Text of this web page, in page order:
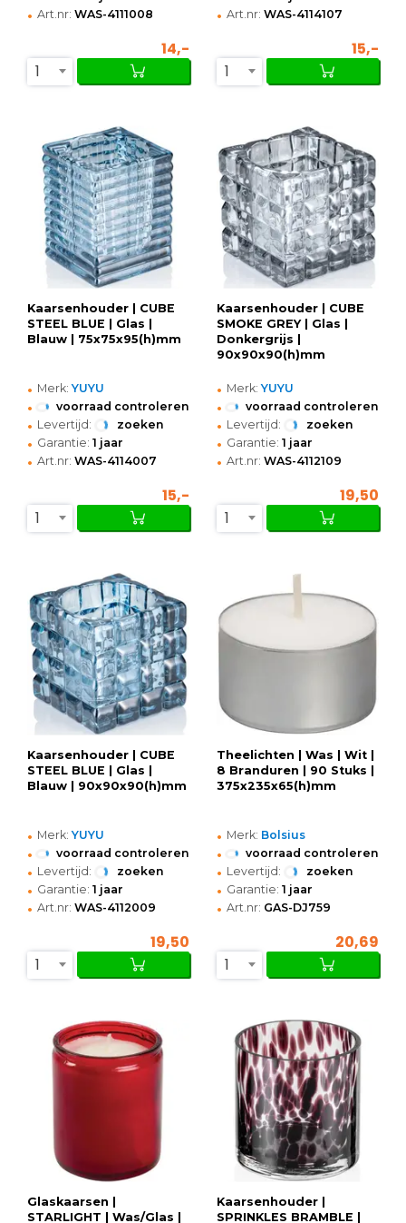
• Art.nr: WAS-4111008
14,-
1
• Art.nr: WAS-4114107
15,-
1
Kaarsenhouder | CUBE
STEEL BLUE | Glas |
Blauw | 75x75x95(h)mm
• Merk: YUYU
• voorraad controleren
• Levertijd: zoeken
• Garantie: 1 jaar
• Art.nr: WAS-4114007
15,-
1
Kaarsenhouder | CUBE
SMOKE GREY | Glas |
Donkergrijs |
90x90x90(h)mm
• Merk: YUYU
• voorraad controleren
• Levertijd: zoeken
• Garantie: 1 jaar
• Art.nr: WAS-4112109
19,50
1
Kaarsenhouder | CUBE
STEEL BLUE | Glas |
Blauw | 90x90x90(h)mm
• Merk: YUYU
• voorraad controleren
• Levertijd: zoeken
• Garantie: 1 jaar
• Art.nr: WAS-4112009
19,50
1
Theelichten | Was | Wit |
8 Branduren | 90 Stuks |
375x235x65(h)mm
• Merk: Bolsius
• voorraad controleren
• Levertijd: zoeken
• Garantie: 1 jaar
• Art.nr: GAS-DJ759
20,69
1
Glaskaarsen |
STARLIGHT | Was/Glas |
Kaarsenhouder |
SPRINKLES BRAMBLE |